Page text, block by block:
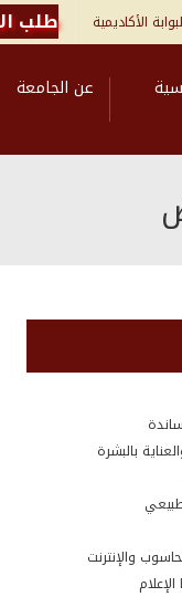
الأكاديمية طلب
عن الجامعة
بالبشرة
والإنترنت